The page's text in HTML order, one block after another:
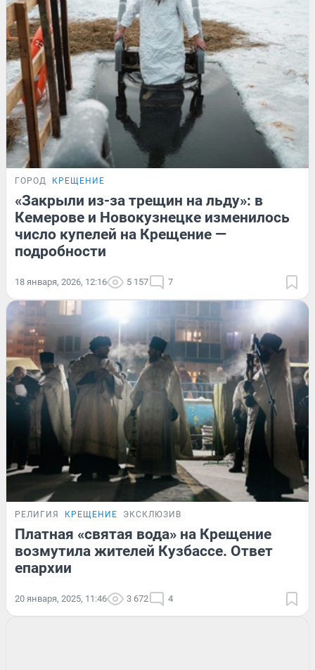
ГОРОД КРЕЩЕНИЕ
«Закрыли из-за трещин на льду»: в
Кемерове и Новокузнецке изменилось
число купелей на Крещение —
подробности
18 января, 2026, 12:16 5 157 7
РЕЛИГИЯ КРЕЩЕНИЕ ЭКСКЛЮЗИВ
Платная «святая вода» на Крещение
возмутила жителей Кузбассе. Ответ
епархии
20 января, 2025, 11:46 3 672 4